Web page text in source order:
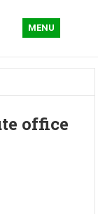
MENU
office